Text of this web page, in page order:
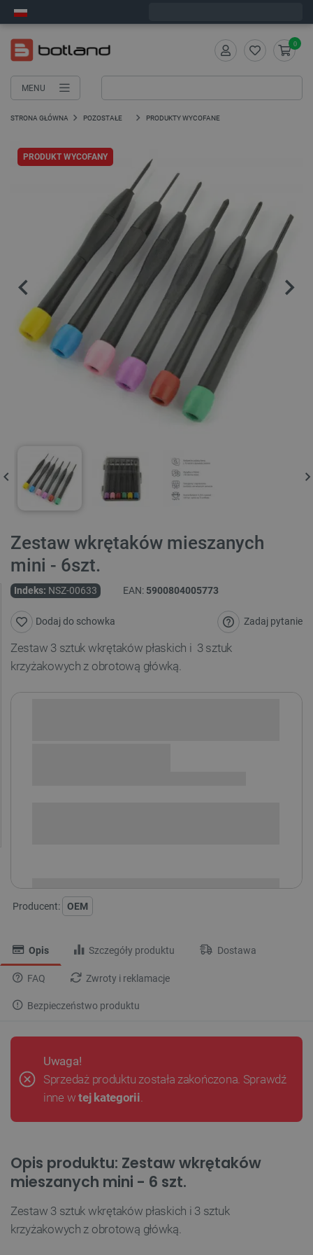
MENU
0
STRONA GŁÓWNA POZOSTAŁE PRODUKTY WYCOFANE
PRODUKT WYCOFANY
Zestaw wkrętaków mieszanych
mini - 6szt.
Indeks: NSZ-00633 EAN: 5900804005773
Zadaj pytanie
Dodaj do schowka
Zestaw 3 sztuk wkrętaków płaskich i 3 sztuk
krzyżakowych z obrotową główką.
Producent: OEM
Opis Szczegóły produktu Dostawa
FAQ Zwroty i reklamacje
Bezpieczeństwo produktu
Uwaga!
Sprzedaż produktu została zakończona. Sprawdź
inne wtej kategorii.
Opis produktu: Zestaw wkrętaków
mieszanych mini - 6 szt.
Zestaw 3 sztuk wkrętaków płaskich i 3 sztuk
krzyżakowych z obrotową główką.